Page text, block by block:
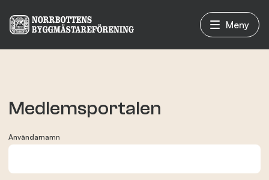
Meny
Medlemsportalen
Användarnamn